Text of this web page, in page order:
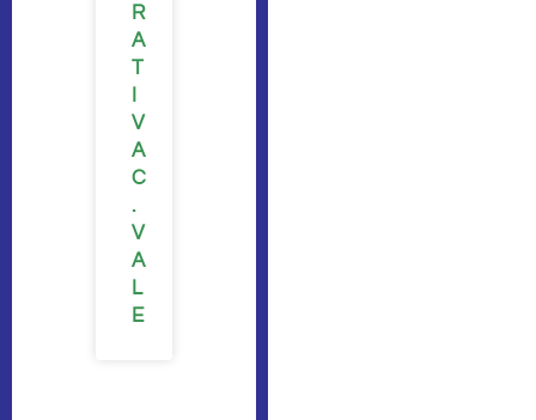
R
A
T
V
A
C
.
V
A
L
E